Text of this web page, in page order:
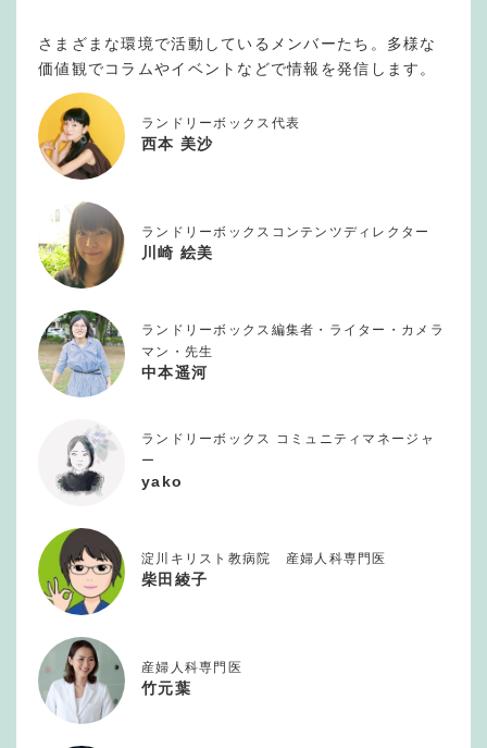
さまざまな環境で活動しているメンバーたち。多様な
価値観でコラムやイベントなどで情報を発信します。
ランドリーボックス代表
西本 美沙
ランドリーボックスコンテンツディレクター
川崎 絵美
ランドリーボックス編集者・ライター・カメラ
マン・先生
中本遥河
ランドリーボックス コミュニティマネージャ
ー
yako
淀川キリスト教病院 産婦人科専門医
柴田綾子
産婦人科専門医
竹元葉